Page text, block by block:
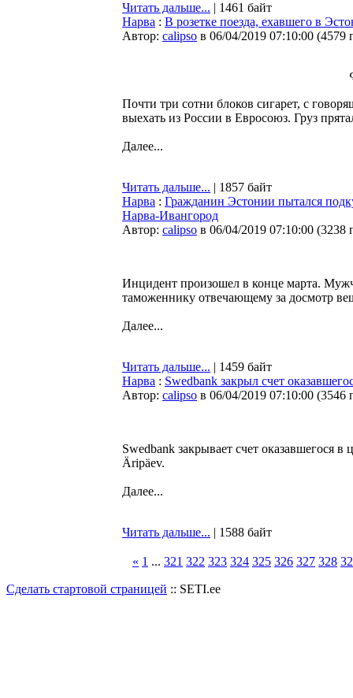
Читать дальше... | 1461 байт
Нарва : В розетке поезда, ехавшего в
Автор: calipso в 06/04/2019 07:10:00 (4579
Почти три сотни блоков сигарет, с
выехать из России в Евросоюз. Груз
Далее...
Читать дальше... | 1857 байт
Нарва : Гражданин Эстонии пытался
Нарва-Ивангород
Автор: calipso в 06/04/2019 07:10:00 (3238
Инцидент произошел в конце марта.
таможеннику отвечающему за досмотр
Далее...
Читать дальше... | 1459 байт
Нарва : Swedbank закрыл счет
Автор: calipso в 06/04/2019 07:10:00 (3546
Swedbank закрывает счет оказавшегося
Äripäev.
Далее...
Читать дальше... | 1588 байт
« 1 ... 321 322 323 324 325 326 327 328
Сделать стартовой страницей :: SETI.ee